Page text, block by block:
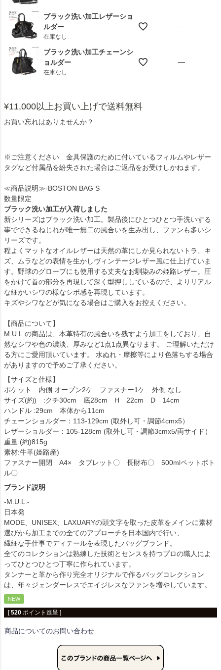
ブラック洗い加工レザーショ
ルダー
在庫なし
—
ブラック洗い加工チェーンシ
ョルダー
在庫なし
—
¥11,000以上お買い上げで送料無料
お買い忘れはありませんか？
※ご注意ください 金具保護のために付いているフィルムやレザー
タグなど付属品を紛失された場合はご返品をお受けしかねます。
≪商品説明≫-BOSTON BAG S
数量限定
ブラック洗い加工が入荷しました
新シリーズはブラック洗い加工。製品後にひとつひとつ手洗いする
事でできるねじれが唯一無二の風合いを生み出し、ファンも多いシ
リーズです。
程よくマットなオイルレザーは天然の革にしか見られないトラ、キ
ズ、ムラなどの表情を生かしヴィンテージレザー風に仕上げていま
す。野球のグローブにも使用する丈夫なお馴染みの姫路レザー。圧
をかけて首の部分を再現して深く型押ししているので、よりリアル
な細かいシワの様なシボ感を再現しています。
キズやシワなどが気になる場合はご購入をお控えください。
【商品について】
M.U.L.の商品は、本革特有の風合いを残すよう加工をしており、自
然なシワや色の濃淡、厚みなど1点1点異なります。 ご理解いただけ
る方にご愛用頂いています。 水ぬれ・摩擦等により色落ちする場合
がありますので予めご了承ください。
【サイズと仕様】
ポケット 内側:オープン2ケ ファスナー1ケ 外側:なし
サイズ(約) :クチ30cm 底28cm H 22cm D 14cm
ハンドル :29cm 本体から11cm
チェーンショルダー：113-129cm (取外し可・調節4cmx5）
レザーショルダー：105-128cm (取外し可・調節3cmx5/両サイド）
重量:(約)815g
素材:牛革(姫路産)
ファスナー開閉 A4× タブレット〇 長財布〇 500mlペットボト
ル〇
ブランド説明
-M.U.L.-
日本発
MODE、UNISEX、LAXUARYの頭文字を取った皮革をメインに素材
選びから加工までの全てのアプローチを日本国内で行い、
繊細な手仕事でディテールを表現したバッグブランド。
全てのコレクションは熟練した技術とセンスを持つプロの職人によ
ってひとつひとつ丁寧に作られています。
タンナーと革から作り完全オリジナルで作るバッグコレクション
は、年々ジェンダーレスでエイジレスなファンを増やしています。
NEW
[ 520 ポイント進呈 ]
商品についてのお問い合わせ